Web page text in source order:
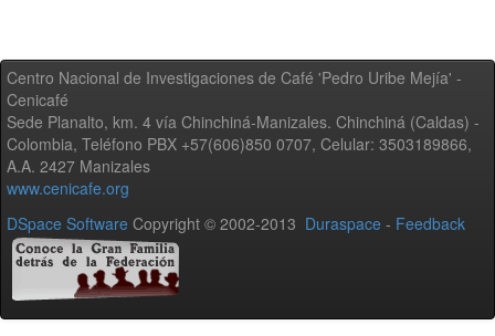
Centro Nacional de Investigaciones de Café 'Pedro Uribe Mejía' -
Cenicafé
Sede Planalto, km. 4 vía Chinchiná-Manizales. Chinchiná (Caldas) -
Colombia, Teléfono PBX +57(606)850 0707, Celular: 3503189866,
A.A. 2427 Manizales
www.cenicafe.org
DSpace Software Copyright © 2002-2013 Duraspace - Feedback